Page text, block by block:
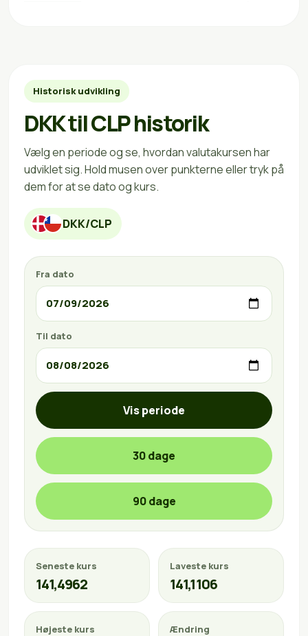
Historisk udvikling
DKK til CLP historik
Vælg en periode og se, hvordan valutakursen har
udviklet sig. Hold musen over punkterne eller tryk på
dem for at se dato og kurs.
DKK/CLP
Fra dato
Til dato
Vis periode
30 dage
90 dage
Seneste kurs
141,4962
Laveste kurs
141,1106
Højeste kurs Ændring